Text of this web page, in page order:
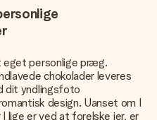
eget personlige præg.
chokolader leveres
dit yndlingsfoto
design. Uanset om I
lige er ved at forelske jer, er